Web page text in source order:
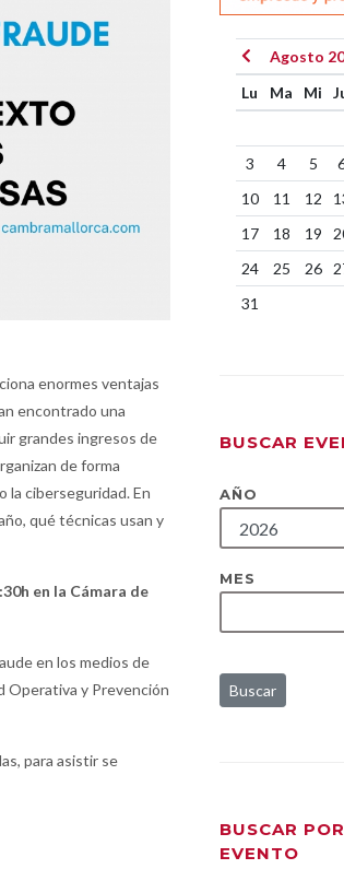
enormes ventajas
encontrado una
grandes ingresos de
de forma
la ciberseguridad. En
qué técnicas usan y
en la Cámara de
en los medios de
Operativa y Prevención
para asistir se
Agosto
Lu
Ma Mi
3
4 5
10
11 12
17
18 19
24
25 26
31
BUSCAR
AÑO
MES
Buscar
BUSCAR
EVENTO